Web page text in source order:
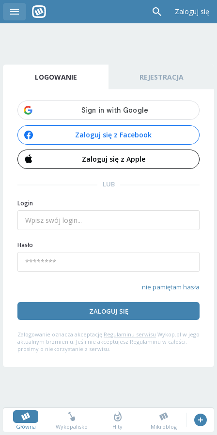
Zaloguj się
LOGOWANIE REJESTRACJA
Zaloguj się z Facebook
Zaloguj się z Apple
LUB
Login
Hasło
nie pamiętam hasła
ZALOGUJ SIĘ
Zalogowanie oznacza akceptację Regulaminu serwisu Wykop.pl w jego
aktualnym brzmieniu. Jeśli nie akceptujesz Regulaminu w całości,
prosimy o niekorzystanie z serwisu.
Główna Wykopalisko Hity Mikroblog